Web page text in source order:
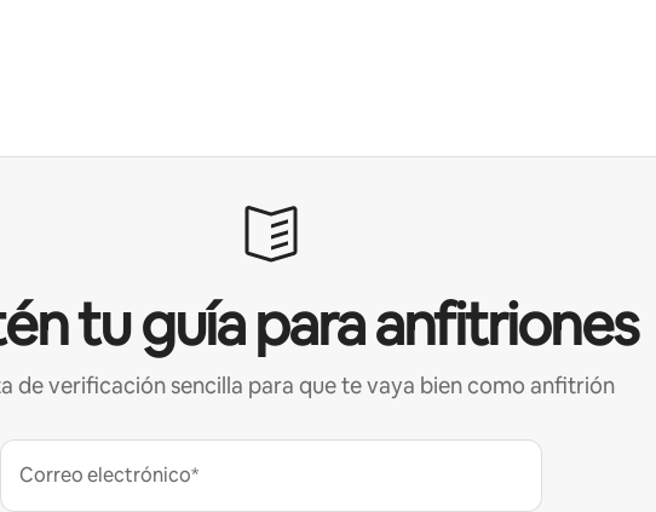
tu guía para anfitriones
de verificación sencilla para que te vaya bien como anfitrión
Correo electrónico*